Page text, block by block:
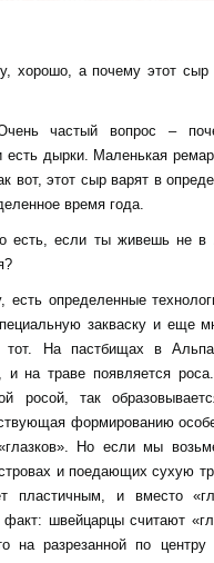
хорошо, а почему этот
частый вопрос –
есть дырки. Маленькая
вот, этот сыр варят в
время года.
есть, если ты живешь не в
есть определенные
закваску и еще
тот. На пастбищах в
и на траве появляется
росой, так
формированию
Но если мы
и поедающих сухую
пластичным, и вместо
швейцарцы считают
на разрезанной по центру